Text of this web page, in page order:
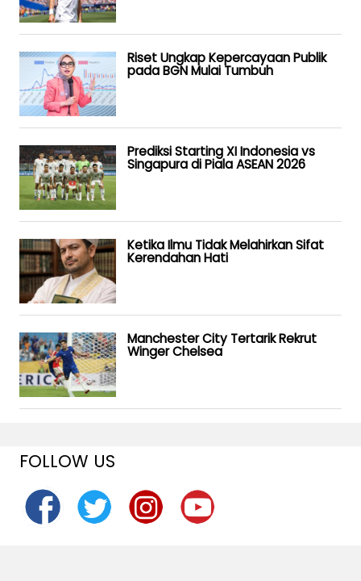
Riset Ungkap Kepercayaan Publik
pada BGN Mulai Tumbuh
Prediksi Starting XI Indonesia vs
Singapura di Piala ASEAN 2026
Ketika Ilmu Tidak Melahirkan Sifat
Kerendahan Hati
Manchester City Tertarik Rekrut
Winger Chelsea
FOLLOW US